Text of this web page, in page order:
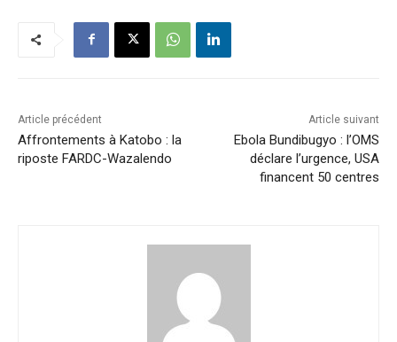
Article précédent
Affrontements à Katobo : la
riposte FARDC-Wazalendo
Article suivant
Ebola Bundibugyo : l’OMS
déclare l’urgence, USA
financent 50 centres